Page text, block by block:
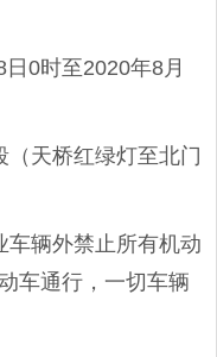
0时至2020年8月
天桥红绿灯至北门
车辆外禁止所有机动
车通行，一切车辆